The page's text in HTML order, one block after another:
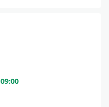
09:00